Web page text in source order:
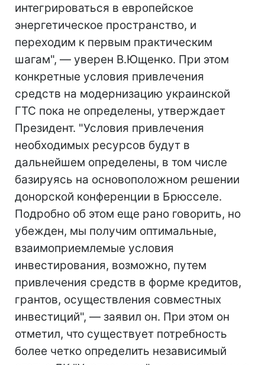
интегрироваться в европейское
энергетическое пространство, и
переходим к первым практическим
шагам", — уверен В.Ющенко. При этом
конкретные условия привлечения
средств на модернизацию украинской
ГТС пока не определены, утверждает
Президент. "Условия привлечения
необходимых ресурсов будут в
дальнейшем определены, в том числе
базируясь на основоположном решении
донорской конференции в Брюсселе.
Подробно об этом еще рано говорить, но
убежден, мы получим оптимальные,
взаимоприемлемые условия
инвестирования, возможно, путем
привлечения средств в форме кредитов,
грантов, осуществления совместных
инвестиций", — заявил он. При этом он
отметил, что существует потребность
более четко определить независимый